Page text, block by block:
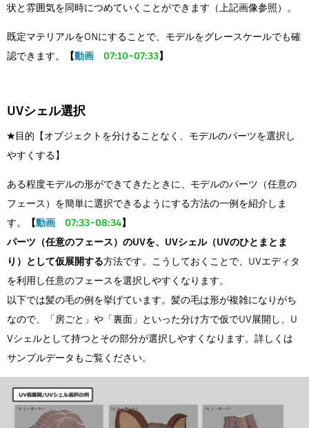
状と雰囲気を同時につめていくことができます（上記画像参照）。
既定マテリアルをONにすることで、モデルをグレースケールでも確
認できます。
【動画 07:10~07:33】
UVシェル選択
★目的【オブジェクトを分けることなく、モデルのパーツを選択し
やすくする】
ある程度モデルの形ができてきたときに、モデルのパーツ（任意の
フェース）を簡単に選択できるようにする方法の一例を紹介しま
す。
【動画 07:33~08:34】
パーツ（任意のフェース）のUVを、UVシェル（UVのひとまとま
り）として仮展開する方法です。こうしておくことで、UVエディタ
を利用し任意のフェースを選択しやすくなります。
以下では髪の毛の例を挙げています。髪の毛は形が複雑になりがち
なので、「房ごと」や「裏面」といった分け方で仮でUV展開し、U
Vシェルとして持つとその部分が選択しやすくなります。詳しくは
サンプルデータもご覧ください。